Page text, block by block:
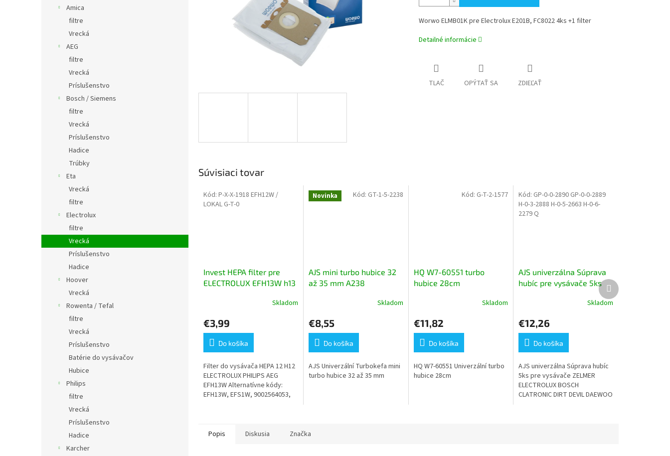
Amica
filtre
Vrecká
AEG
filtre
Vrecká
Príslušenstvo
Bosch / Siemens
filtre
Vrecká
Príslušenstvo
Hadice
Trúbky
Eta
Vrecká
filtre
Electrolux
filtre
Vrecká
Príslušenstvo
Hadice
Hoover
Vrecká
Rowenta / Tefal
filtre
Vrecká
Príslušenstvo
Batérie do vysávačov
Hubice
Philips
filtre
Vrecká
Príslušenstvo
Hadice
Karcher
Worwo ELMB01K pre Electrolux E201B, FC8022 4ks +1 filter
Detailné informácie
TLAČ OPÝTAŤ SA ZDIEĽAŤ
Súvisiaci tovar
Invest HEPA filter pre
ELECTROLUX EFH13W h13
produktu
je
5,0
z
hviezdičiek.
Skladom
€3,99
Do košíka
Filter do vysávača HEPA 12 H12
ELECTROLUX PHILIPS AEG
EFH13W Alternatívne kódy:
EFH13W, EFS1W, 9002564053,
Kód: P-X-X-1918 EFH12W /
LOKAL G-T-0
Novinka
AJS mini turbo hubice 32
až 35 mm A238
produktu
je
5,0
z
hviezdičiek.
Skladom
€8,55
Do košíka
AJS Univerzální Turbokefa mini
turbo hubice 32 až 35 mm
Kód: GT-1-5-2238
HQ W7-60551 turbo
hubice 28cm
produktu
je
4,0
z
hviezdičiek.
Skladom
€11,82
Do košíka
HQ W7-60551 Univerzální turbo
hubice 28cm
Kód: G-T-2-1577
AJS univerzálna Súprava
hubíc pre vysávače 5ks
produktu
je
5,0
z
hviezdičiek.
Skladom
€12,26
Do košíka
AJS univerzálna Súprava hubíc
5ks pre vysávače ZELMER
ELECTROLUX BOSCH
CLATRONIC DIRT DEVIL DAEWOO
Kód: GP-0-0-2890 GP-0-0-2889
H-0-3-2888 H-0-5-2663 H-0-6-
2279 Q
Ďalší
produkt
Popis Diskusia Značka